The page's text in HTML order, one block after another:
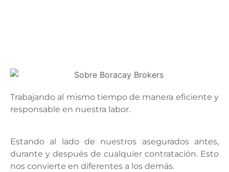
Trabajando al mismo tiempo de manera eficiente y
responsable en nuestra labor.
Estando al lado de nuestros asegurados antes,
durante y después de cualquier contratación. Esto
nos convierte en diferentes a los demás.